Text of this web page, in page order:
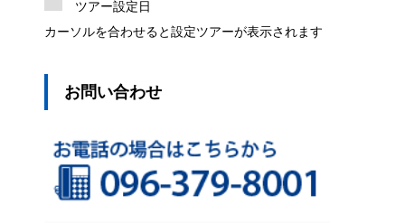
ツアー設定日
カーソルを合わせると設定ツアーが表示されます
お問い合わせ